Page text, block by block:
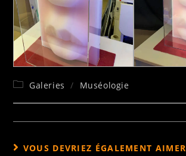
Galeries / Muséologie
VOUS DEVRIEZ ÉGALEMENT AIMER